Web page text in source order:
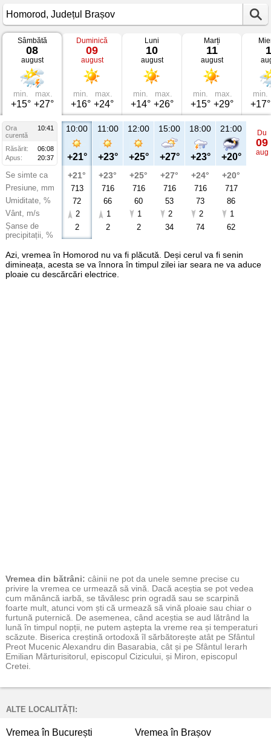
Vremea
Homorod
Județul
Brașov
Sâmbătă
08
august
min.
+15°
max.
+27°
Duminică
09
august
min.
+16°
max.
+24°
Luni
10
august
min.
+14°
max.
+26°
Marți
11
august
min.
+15°
max.
+29°
min.
+17°
Ora
10:41
curentă
Răsărit:
06:08
Apus:
20:37
Se simte ca
Presiune, mm
Umiditate, %
Vânt, m/s
Șanse de
precipitații, %
10:00
+21°
+21°
713
72
2
2
11:00
+23°
+23°
716
66
1
2
12:00
+25°
+25°
716
60
1
2
15:00
+27°
+27°
716
53
2
34
18:00
+23°
+24°
716
73
2
74
21:00
+20°
+20°
717
86
1
62
Du
09
aug
Azi, vremea în Homorod nu va fi plăcută. Deși cerul va fi senin
dimineața, acesta se va înnora în timpul zilei iar seara ne va aduce
ploaie cu descărcări electrice.
Vremea din bătrâni: câinii ne pot da unele semne precise cu
privire la vremea ce urmează să vină. Dacă aceștia se pot vedea
cum mănâncă iarbă, se tăvălesc prin ogradă sau se scarpină
foarte mult, atunci vom ști că urmează să vină ploaie sau chiar o
furtună puternică. De asemenea, când aceștia se aud lătrând la
lună în timpul nopții, ne putem aștepta la vreme rea și temperaturi
scăzute. Biserica creștină ortodoxă îl sărbătorește atât pe Sfântul
Preot Mucenic Alexandru din Basarabia, cât și pe Sfântul Ierarh
Emilian Mărturisitorul, episcopul Cizicului, și Miron, episcopul
Cretei.
ALTE LOCALITĂȚI:
Vremea în București Vremea în Brașov